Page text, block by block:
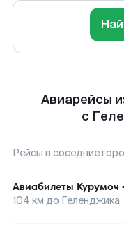
Авиарейсы
с
Рейсы в соседние
Авиабилеты Курумоч
104 км до Геленджика